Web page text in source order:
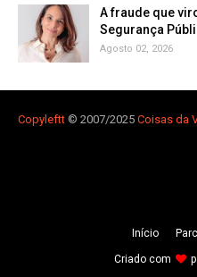
A fraude que
Segurança
Agosto 02, 2026
Copyleftt © 2007/2025 Coisas da
Iní­cio
Criado com